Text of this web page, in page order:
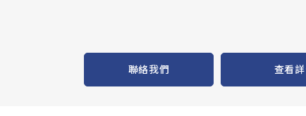
聯絡我們 查看